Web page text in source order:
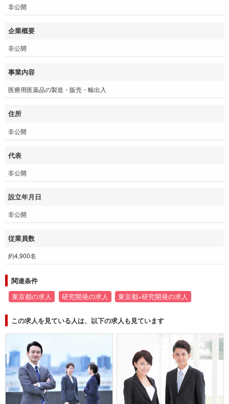
非公開
企業概要
非公開
事業内容
医療用医薬品の製造・販売・輸出入
住所
非公開
代表
非公開
設立年月日
非公開
従業員数
約4,900名
関連条件
東京都の求人 研究開発の求人 東京都×研究開発の求人
この求人を見ている人は、以下の求人も見ています